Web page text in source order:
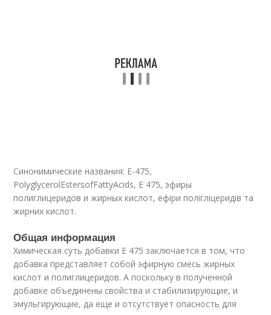
Синонимические названия: Е-475,
PolyglycerolEstersofFattyAcids, Е 475, эфиры
полиглицеридов и жирных кислот, ефіри полігліцеридів та
жирних кислот.
Общая информация
Химическая суть добавки Е 475 заключается в том, что
добавка представляет собой эфирную смесь жирных
кислот и полиглицеридов. А поскольку в полученной
добавке объединены свойства и стабилизирующие, и
эмульгирующие, да еще и отсутствует опасность для